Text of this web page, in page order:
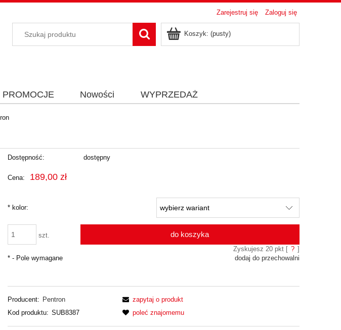
Zarejestruj się Zaloguj się
Koszyk: (pusty)
PROMOCJE Nowości WYPRZEDAŻ
Dostępność: dostępny
Cena: 189,00 zł
*kolor:
szt. do koszyka
Zyskujesz 20pkt [ ? ]
dodaj do przechowalni
*- Pole wymagane
Producent: Pentron
Kod produktu: SUB8387
zapytaj o produkt
poleć znajomemu